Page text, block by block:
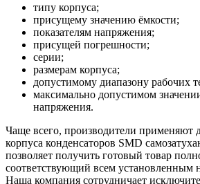
типу корпуса;
присущему значению ёмкости;
показателям напряжения;
присущей погрешности;
серии;
размерам корпуса;
допустимому диапазону рабочих
максимально допустимом
напряжения.
Чаще всего, производители применяют
корпуса конденсаторов SMD
позволяет получить готовый товар
соответствующий всем установленным
Наша компания сотрудничает